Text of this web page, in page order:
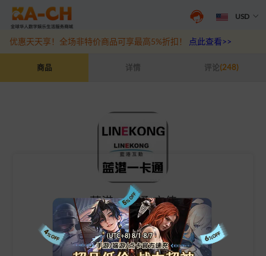
USD
游戏充值福利来袭，王者、和平精英、原神等热门游戏充值折扣最高
优惠天天享！全场非特价商品可享最高5%折扣！ 点此查看>>
商品 详情 评论(248)
蓝港一卡通-充值
卡密发货，售出不退不换！